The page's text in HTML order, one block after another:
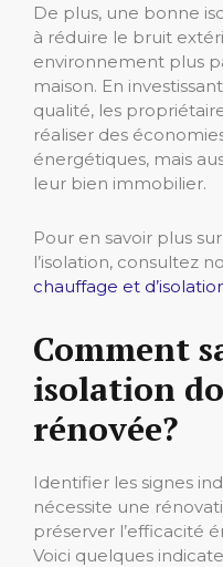
De plus, une bonne
à réduire le bruit
environnement plus
maison. En
qualité, les
réaliser des
énergétiques, mais
leur bien immobilier.
Pour en savoir plus
l’isolation, consultez
chauffage et
Comment
isolation
rénovée?
Identifier les signes
nécessite une
préserver l’efficacité
Voici quelques